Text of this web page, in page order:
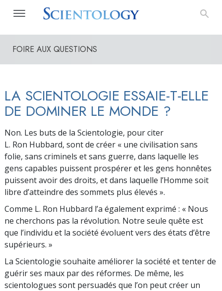
FOIRE AUX QUESTIONS
LA SCIENTOLOGIE ESSAIE-T-ELLE
DE DOMINER LE MONDE ?
Non. Les buts de la Scientologie, pour citer
L. Ron Hubbard, sont de créer « une civilisation sans
folie, sans criminels et sans guerre, dans laquelle les
gens capables puissent prospérer et les gens honnêtes
puissent avoir des droits, et dans laquelle l’Homme soit
libre d’atteindre des sommets plus élevés ».
Comme L. Ron Hubbard l’a également exprimé : « Nous
ne cherchons pas la révolution. Notre seule quête est
que l’individu et la société évoluent vers des états d’être
supérieurs. »
La Scientologie souhaite améliorer la société et tenter de
guérir ses maux par des réformes. De même, les
scientologues sont persuadés que l’on peut créer un